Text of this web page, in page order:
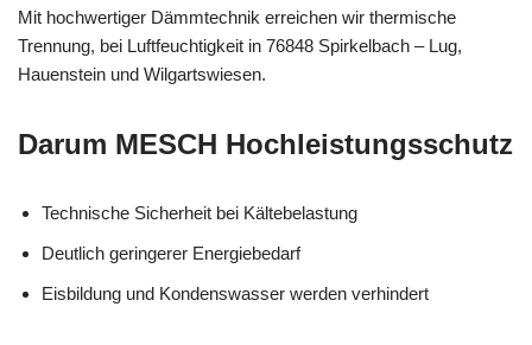
Mit hochwertiger Dämmtechnik erreichen wir thermische
Trennung, bei Luftfeuchtigkeit in 76848 Spirkelbach – Lug,
Hauenstein und Wilgartswiesen.
Darum MESCH Hochleistungsschutz
Technische Sicherheit bei Kältebelastung
Deutlich geringerer Energiebedarf
Eisbildung und Kondenswasser werden verhindert